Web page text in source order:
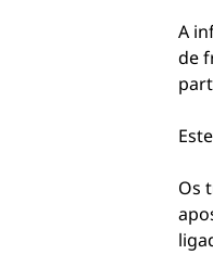
A
de
Os